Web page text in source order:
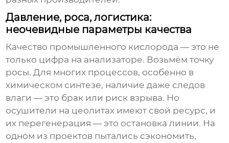
Давление, роса, логистика:
неочевидные параметры качества
Качество промышленного кислорода — это не
только цифра на анализаторе. Возьмём точку
росы. Для многих процессов, особенно в
химическом синтезе, наличие даже следов
влаги — это брак или риск взрыва. Но
осушители на цеолитах имеют свой ресурс, и
их перегенерация — это остановка линии. На
одном из проектов пытались сэкономить,